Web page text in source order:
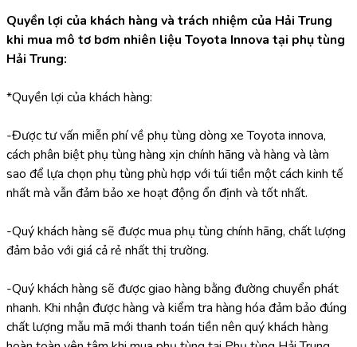
Quyền lợi của khách hàng và trách nhiệm của Hải Trung
khi mua mô tơ bơm nhiên liệu Toyota Innova tại phụ tùng
Hải Trung:
*Quyền lợi của khách hàng:
-Được tư vấn miễn phí về phụ tùng dòng xe Toyota innova,
cách phân biệt phụ tùng hàng xịn chính hãng và hàng và làm
sao để lựa chọn phụ tùng phù hợp với túi tiền một cách kinh tế
nhất mà vẫn đảm bảo xe hoạt động ổn định và tốt nhất.
-Quý khách hàng sẽ được mua phụ tùng chính hãng, chất lượng
đảm bảo với giá cả rẻ nhất thị trường.
-Quý khách hàng sẽ được giao hàng bằng đường chuyển phát
nhanh. Khi nhận được hàng và kiểm tra hàng hóa đảm bảo đúng
chất lượng mẫu mã mới thanh toán tiền nên quý khách hàng